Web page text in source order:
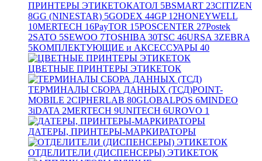
ПРИНТЕРЫ ЭТИКЕТОКАТОЛ 5BSMART 23CITIZEN
8GG (NINESTAR) 5GODEX 44GP12HONEYWELL
10MERTECH 16PayTOR 15POSCENTER 27Postek
2SATO 5SEWOO 7TOSHIBA 30TSC 46URSA 3ZEBRA
5КОМПЛЕКТУЮЩИЕ и АКСЕССУАРЫ 40
ЦВЕТНЫЕ ПРИНТЕРЫ ЭТИКЕТОК
ТЕРМИНАЛЫ СБОРА ДАННЫХ (ТСД)POINT-
MOBILE 2CIPHERLAB 80GLOBALPOS 6MINDEO
3iDATA 2MERTECH 9UNITECH 6UROVO 1
ДАТЕРЫ, ПРИНТЕРЫ-МАРКИРАТОРЫ
ОТДЕЛИТЕЛИ (ДИСПЕНСЕРЫ) ЭТИКЕТОК